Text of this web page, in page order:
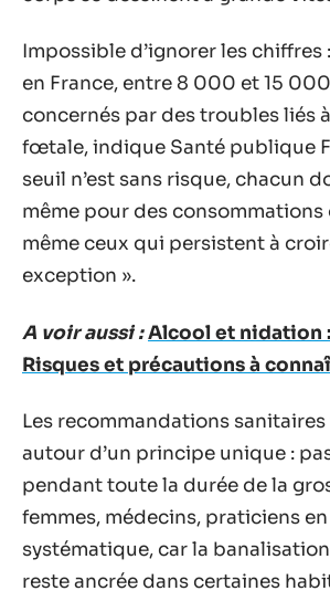
Impossible d’ignorer les chiffres
en France, entre 8 000 et 15
concernés par des troubles liés
fœtale, indique Santé publique
seuil n’est sans risque, chacun
même pour des consommations
même ceux qui persistent à
exception ».
A voir aussi :Alcool et nidation
Risques et précautions à
Les recommandations
autour d’un principe unique :
pendant toute la durée de la
femmes, médecins, praticiens
systématique, car la
reste ancrée dans certaines